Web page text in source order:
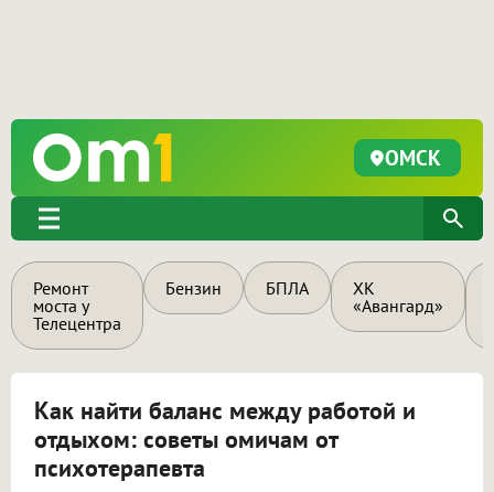
ОМСК
Ремонт
моста у
Телецентра
Бензин БПЛА
ХК
«Авангард»
Как найти баланс между работой и
отдыхом: советы омичам от
психотерапевта